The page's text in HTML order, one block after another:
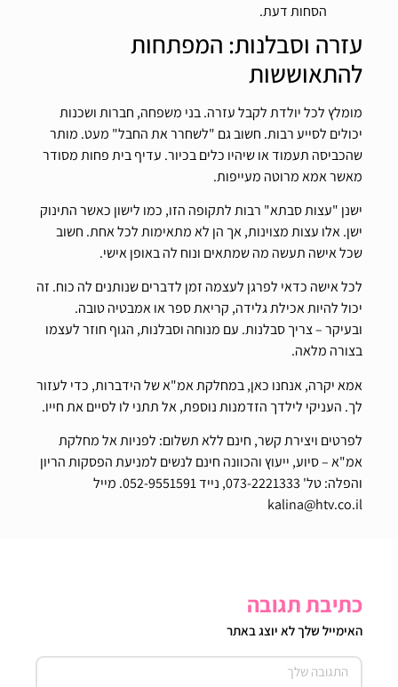
הסחות דעת.
עזרה וסבלנות: המפתחות
להתאוששות
מומלץ לכל יולדת לקבל עזרה. בני משפחה, חברות ושכנות
יכולים לסייע רבות. חשוב גם "לשחרר את החבל" מעט. מותר
שהכביסה תעמוד או שיהיו כלים בכיור. עדיף בית פחות מסודר
מאשר אמא מרוטה מעייפות.
ישנן "עצות סבתא" רבות לתקופה הזו, כמו לישון כאשר התינוק
ישן. אלו עצות מצוינות, אך הן לא מתאימות לכל אחת. חשוב
שכל אישה תעשה מה שמתאים ונוח לה באופן אישי.
לכל אישה כדאי לפרגן לעצמה זמן לדברים שנותנים לה כוח. זה
יכול להיות אכילת גלידה, קריאת ספר או אמבטיה טובה.
ובעיקר – צריך סבלנות. עם מנוחה וסבלנות, הגוף חוזר לעצמו
בצורה מלאה.
אמא יקרה, אנחנו כאן, במחלקת אמ"א של הידברות, כדי לעזור
לך. העניקי לילדך הזדמנות נוספת, אל תתני לו לסיים את חייו.
לפרטים ויצירת קשר, חינם ללא תשלום: לפניות אל מחלקת
אמ"א – סיוע, ייעוץ והכוונה חינם לנשים למניעת הפסקות הריון
והפלה: טל' 073-2221333, נייד 052-9551591. מייל
kalina@htv.co.il
כתיבת תגובה
האימייל שלך לא יוצג באתר